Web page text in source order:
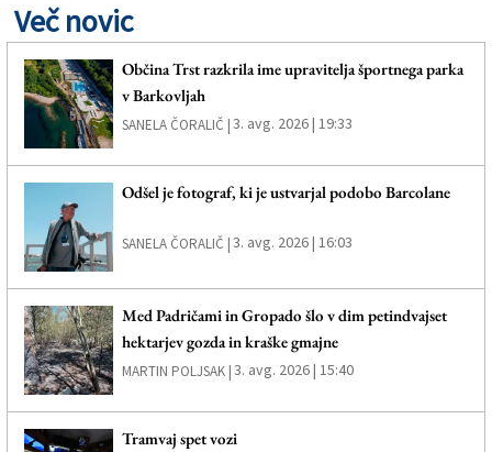
Več novic
Občina Trst razkrila ime upravitelja športnega parka
v Barkovljah
SANELA ČORALIČ |3. avg. 2026 | 19:33
Odšel je fotograf, ki je ustvarjal podobo Barcolane
SANELA ČORALIČ |3. avg. 2026 | 16:03
Med Padričami in Gropado šlo v dim petindvajset
hektarjev gozda in kraške gmajne
MARTIN POLJSAK |3. avg. 2026 | 15:40
Tramvaj spet vozi